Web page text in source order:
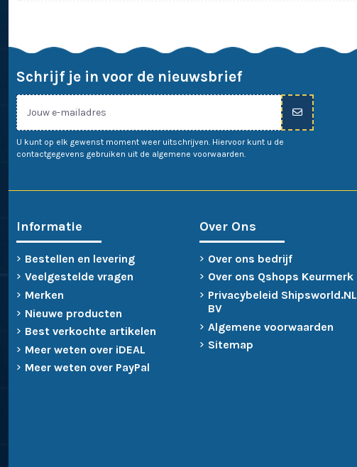
Schrijf je in voor de nieuwsbrief
U kunt op elk gewenst moment weer uitschrijven. Hiervoor kunt u de
contactgegevens gebruiken uit de algemene voorwaarden.
Informatie
Bestellen en levering
Veelgestelde vragen
Merken
Nieuwe producten
Best verkochte artikelen
Meer weten over iDEAL
Meer weten over PayPal
Over Ons
Over ons bedrijf
Over ons Qshops Keurmerk
Privacybeleid Shipsworld.NL
BV
Algemene voorwaarden
Sitemap